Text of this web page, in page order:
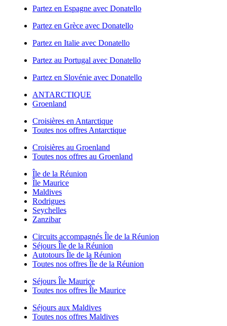
Partez en Espagne avec Donatello
Partez en Grèce avec Donatello
Partez en Italie avec Donatello
Partez au Portugal avec Donatello
Partez en Slovénie avec Donatello
ANTARCTIQUE
Groenland
Croisières en Antarctique
Toutes nos offres Antarctique
Croisières au Groenland
Toutes nos offres au Groenland
Île de la Réunion
Île Maurice
Maldives
Rodrigues
Seychelles
Zanzibar
Circuits accompagnés Île de la Réunion
Séjours Île de la Réunion
Autotours Île de la Réunion
Toutes nos offres Île de la Réunion
Séjours Île Maurice
Toutes nos offres Île Maurice
Séjours aux Maldives
Toutes nos offres Maldives